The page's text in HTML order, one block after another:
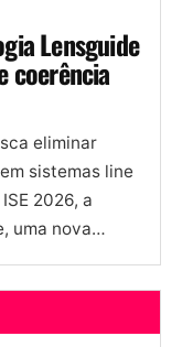
Lensguide
coerência
eliminar
sistemas line
2026, a
uma nova